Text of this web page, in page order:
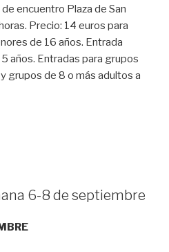
encuentro Plaza de San
Precio: 14 euros para
de 16 años. Entrada
años. Entradas para grupos
grupos de 8 o más adultos a
6-8 de septiembre